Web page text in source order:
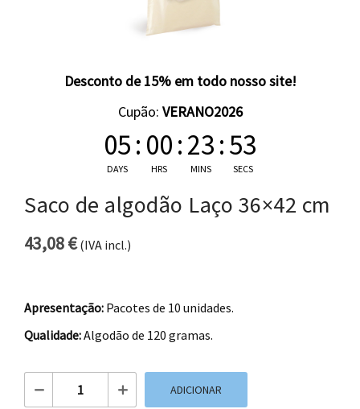
Desconto de 15% em todo nosso site!
Cupão: VERANO2026
05
DAYS
: 00
HRS
:23
MINS
:53
SECS
Saco de algodão Laço 36×42 cm
43,08€(IVA incl.)
Apresentação: Pacotes de 10 unidades.
Qualidade:Algodão de 120 gramas.
Quantidade de Saco de algodão Laço 36x42 cm
ADICIONAR